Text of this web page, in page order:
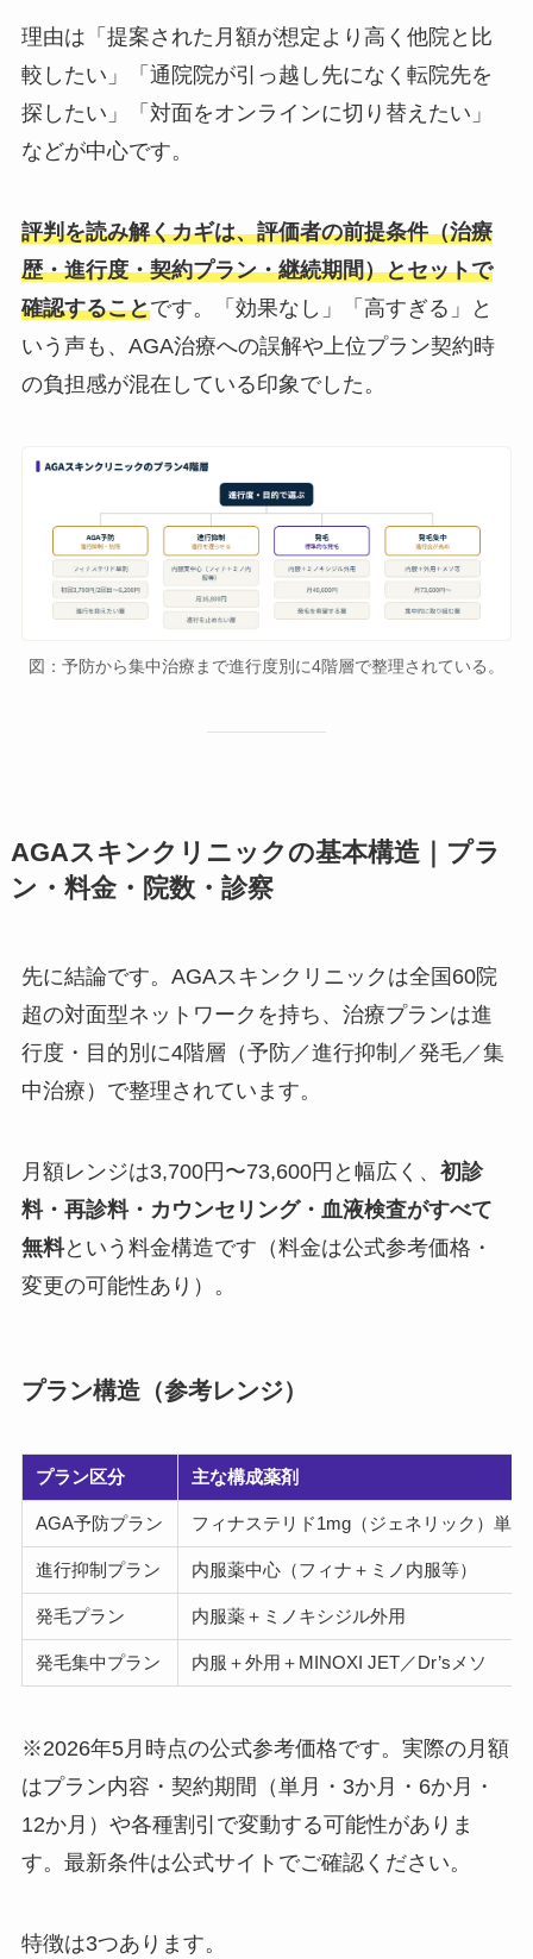
理由は「提案された月額が想定より高く他院と比
較したい」「通院院が引っ越し先になく転院先を
探したい」「対面をオンラインに切り替えたい」
などが中心です。
評判を読み解くカギは、評価者の前提条件（治療
歴・進行度・契約プラン・継続期間）とセットで
確認することです。「効果なし」「高すぎる」と
いう声も、AGA治療への誤解や上位プラン契約時
の負担感が混在している印象でした。
図：予防から集中治療まで進行度別に4階層で整理されている。
AGAスキンクリニックの基本構造｜プラ
ン・料金・院数・診察
先に結論です。AGAスキンクリニックは全国60院
超の対面型ネットワークを持ち、治療プランは進
行度・目的別に4階層（予防／進行抑制／発毛／集
中治療）で整理されています。
月額レンジは3,700円〜73,600円と幅広く、 初診
料・再診料・カウンセリング・血液検査がすべて
無料という料金構造です（料金は公式参考価格・
変更の可能性あり）。
プラン構造（参考レンジ）
プラン区分 主な構成薬剤
AGA予防プラン フィナステリド1mg（ジェネリック）単剤
進行抑制プラン 内服薬中心（フィナ＋ミノ内服等）
発毛プラン 内服薬＋ミノキシジル外用
発毛集中プラン 内服＋外用＋MINOXI JET／Dr’sメソ
※2026年5月時点の公式参考価格です。実際の月額
はプラン内容・契約期間（単月・3か月・6か月・
12か月）や各種割引で変動する可能性がありま
す。最新条件は公式サイトでご確認ください。
特徴は3つあります。